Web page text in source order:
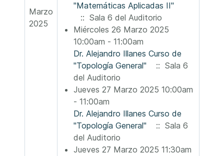
Marzo
2025
"Matemáticas Aplicadas II"
:: Sala 6 del Auditorio
Miércoles 26 Marzo 2025
10:00am - 11:00am
Dr. Alejandro Illanes Curso de
"Topología General"
:: Sala 6
del Auditorio
Jueves 27 Marzo 2025 10:00am
- 11:00am
Dr. Alejandro Illanes Curso de
"Topología General"
:: Sala 6
del Auditorio
Jueves 27 Marzo 2025 11:30am